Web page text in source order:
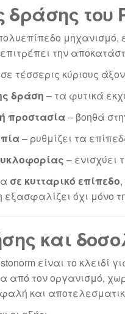
του
την
τέσσερις κύριους
δράση – τα φυτικά
προστασία– βοηθά
– ρυθμίζει τα
– ενισχύει
σε κυτταρικό επίπεδο
εξασφαλίζει όχι
και
είναι το
τον οργανισμό,
και